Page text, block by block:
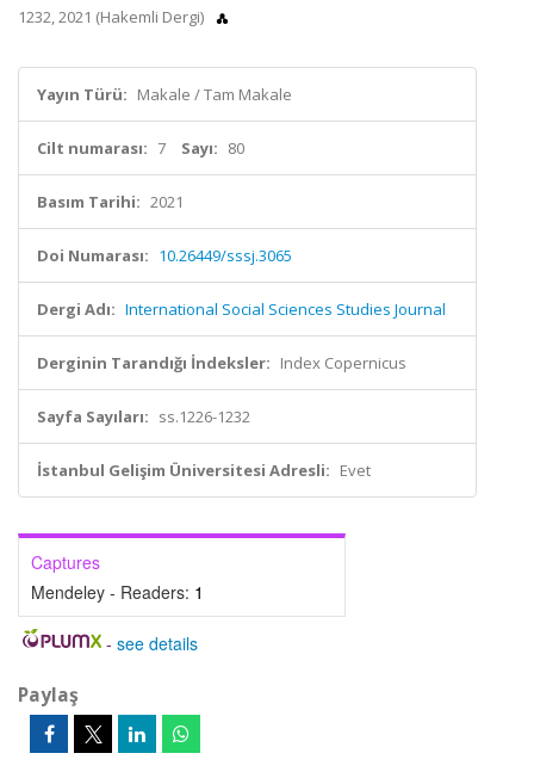
1232, 2021 (Hakemli Dergi)
Yayın Türü: Makale / Tam Makale
Cilt numarası: 7 Sayı: 80
Basım Tarihi: 2021
Doi Numarası: 10.26449/sssj.3065
Dergi Adı: International Social Sciences Studies Journal
Derginin Tarandığı İndeksler: Index Copernicus
Sayfa Sayıları: ss.1226-1232
İstanbul Gelişim Üniversitesi Adresli: Evet
Captures
Mendeley - Readers: 1
- see details
Paylaş